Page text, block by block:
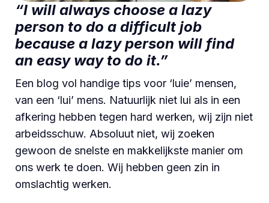
“I will always choose a lazy
person to do a difficult job
because a lazy person will find
an easy way to do it.”
Een blog vol handige tips voor ‘luie’ mensen,
van een ‘lui’ mens. Natuurlijk niet lui als in een
afkering hebben tegen hard werken, wij zijn niet
arbeidsschuw. Absoluut niet, wij zoeken
gewoon de snelste en makkelijkste manier om
ons werk te doen. Wij hebben geen zin in
omslachtig werken.